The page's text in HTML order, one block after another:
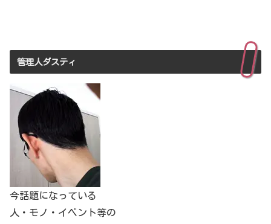
管理人ダスティ
今話題になっている
人・モノ・イベント等の